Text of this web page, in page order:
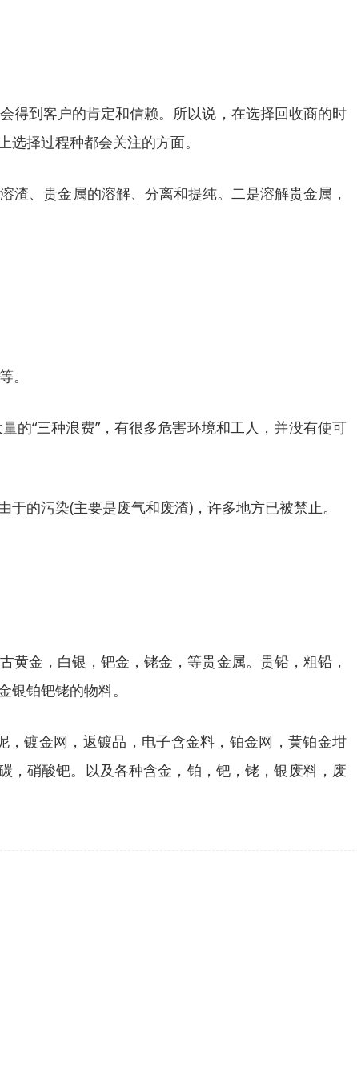
得到客户的肯定和信赖。所以说，在选择回收商的时
择过程种都会关注的方面。
、贵金属的溶解、分离和提纯。二是溶解贵金属，
。
的“三种浪费”，有很多危害环境和工人，并没有使可
的污染(主要是废气和废渣)，许多地方已被禁止。
金，白银，钯金，铑金，等贵金属。贵铅，粗铅，
铂钯铑的物料。
镀金网，返镀品，电子含金料，铂金网，黄铂金坩
，硝酸钯。以及各种含金，铂，钯，铑，银废料，废